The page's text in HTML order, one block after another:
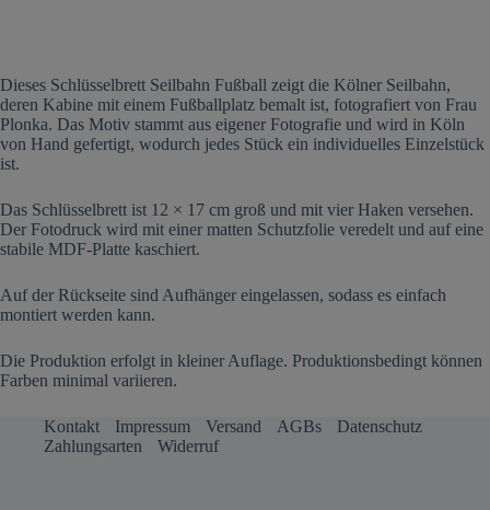
Dieses Schlüsselbrett Seilbahn Fußball zeigt die Kölner Seilbahn,
deren Kabine mit einem Fußballplatz bemalt ist, fotografiert von Frau
Plonka. Das Motiv stammt aus eigener Fotografie und wird in Köln
von Hand gefertigt, wodurch jedes Stück ein individuelles Einzelstück
ist.
Das Schlüsselbrett ist 12 × 17 cm groß und mit vier Haken versehen.
Der Fotodruck wird mit einer matten Schutzfolie veredelt und auf eine
stabile MDF-Platte kaschiert.
Auf der Rückseite sind Aufhänger eingelassen, sodass es einfach
montiert werden kann.
Die Produktion erfolgt in kleiner Auflage. Produktionsbedingt können
Farben minimal variieren.
Kontakt Impressum Versand AGBs
Datenschutz
Zahlungsarten
Widerruf